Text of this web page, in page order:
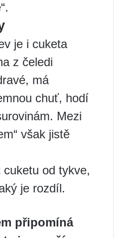
je i cuketa
z čeledi
má
chuť, hodí
Mezi
však jistě
od tykve,
je rozdíl.
připomíná